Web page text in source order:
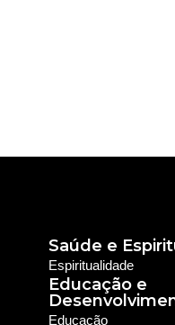
Saúde e
Espiritualidade
Educação e
Educação